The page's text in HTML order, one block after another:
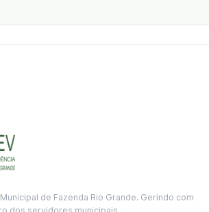
de Fazenda Rio Grande. Gerindo com